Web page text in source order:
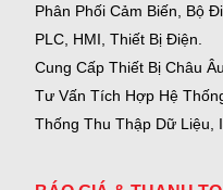
Phân Phối Cảm Biến, Bộ
PLC, HMI, Thiết Bị Điện.
Cung Cấp Thiết Bị Châu
Tư Vấn Tích Hợp Hệ
Thống Thu Thập Dữ Liệu,